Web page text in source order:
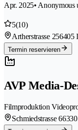
Apr. 2025• Anonymous
5(10)
Artherstrasse 256405
Termin reservieren
AVP Media-
Filmproduktion
Schmiedstrasse 6